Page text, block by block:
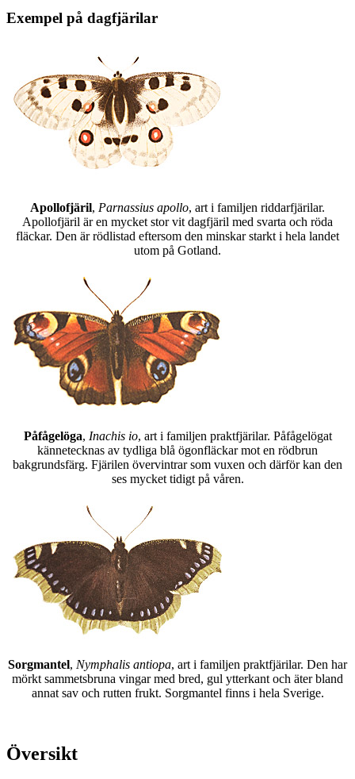
Exempel på dagfjärilar
Apollofjäril, Parnassius apollo, art i familjen riddarfjärilar.
Apollofjäril är en mycket stor vit dagfjäril med svarta och röda
fläckar. Den är rödlistad eftersom den minskar starkt i hela landet
utom på Gotland.
Påfågelöga, Inachis io, art i familjen praktfjärilar. Påfågelögat
kännetecknas av tydliga blå ögonfläckar mot en rödbrun
bakgrundsfärg. Fjärilen övervintrar som vuxen och därför kan den
ses mycket tidigt på våren.
Sorgmantel, Nymphalis antiopa, art i familjen praktfjärilar. Den har
mörkt sammetsbruna vingar med bred, gul ytterkant och äter bland
annat sav och rutten frukt. Sorgmantel finns i hela Sverige.
Översikt